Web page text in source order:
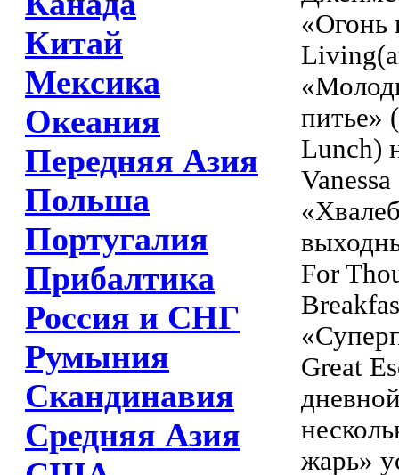
Китай
Мексика
Океания
Передняя Азия
Польша
Португалия
Прибалтика
Россия и СНГ
Румыния
Скандинавия
Средняя Азия
«Огонь
питье»
Lunch)
For
Great
жарь»